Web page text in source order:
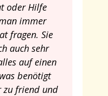
oder Hilfe
immer
fragen. Sie
auch sehr
auf einen
benötigt
zu friend und